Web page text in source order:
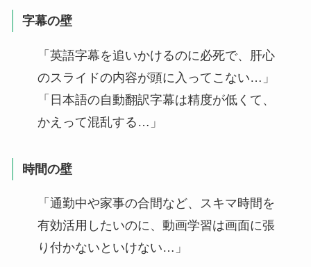
字幕の壁
「英語字幕を追いかけるのに必死で、肝心
のスライドの内容が頭に入ってこない…」
「日本語の自動翻訳字幕は精度が低くて、
かえって混乱する…」
時間の壁
「通勤中や家事の合間など、スキマ時間を
有効活用したいのに、動画学習は画面に張
り付かないといけない…」